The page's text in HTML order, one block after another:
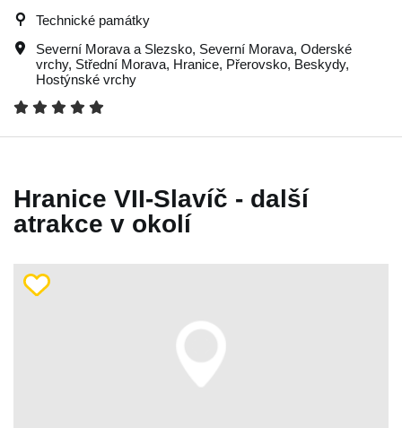
Technické památky
Severní Morava a Slezsko, Severní Morava, Oderské
vrchy, Střední Morava, Hranice, Přerovsko, Beskydy,
Hostýnské vrchy
Hranice VII-Slavíč - další
atrakce v okolí